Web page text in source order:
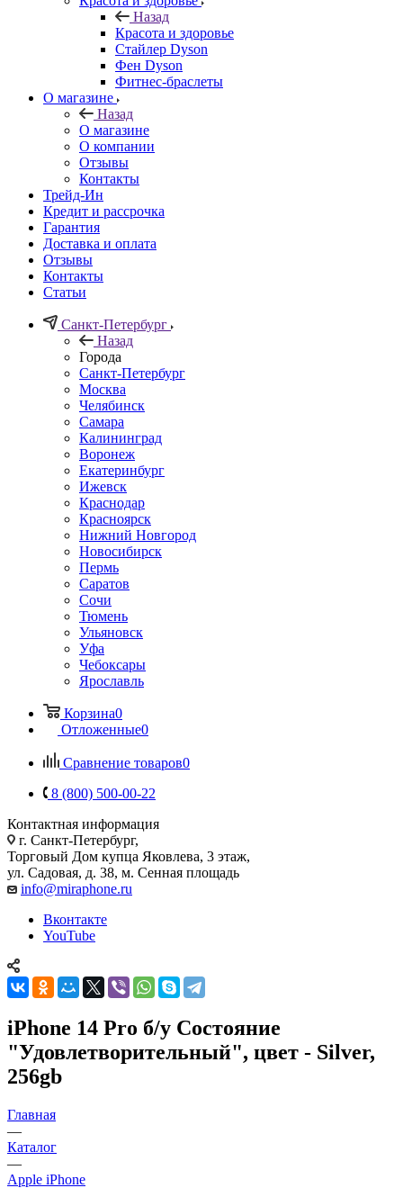
Назад
Красота и здоровье
Стайлер Dyson
Фен Dyson
Фитнес-браслеты
О магазине
Назад
О магазине
О компании
Отзывы
Контакты
Трейд-Ин
Кредит и рассрочка
Гарантия
Доставка и оплата
Отзывы
Контакты
Статьи
Санкт-Петербург
Назад
Города
Санкт-Петербург
Москва
Челябинск
Самара
Калининград
Воронеж
Екатеринбург
Ижевск
Краснодар
Красноярск
Нижний Новгород
Новосибирск
Пермь
Саратов
Сочи
Тюмень
Ульяновск
Уфа
Чебоксары
Ярославль
Корзина0
Отложенные0
Сравнение товаров0
8 (800) 500-00-22
Контактная информация
г. Санкт-Петербург,
Торговый Дом купца Яковлева, 3 этаж,
ул. Садовая, д. 38, м. Сенная площадь
info@miraphone.ru
Вконтакте
YouTube
iPhone 14 Pro б/у Состояние
"Удовлетворительный", цвет - Silver,
256gb
Главная
—
Каталог
—
Apple iPhone